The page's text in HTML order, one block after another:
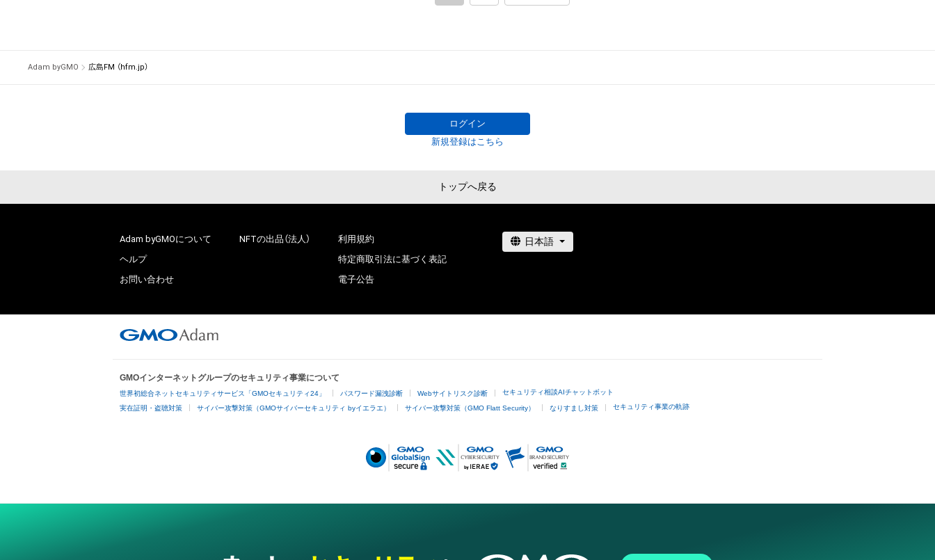
Adam byGMO 広島FM （hfm.jp）
ログイン
新規登録はこちら
トップへ戻る
Adam byGMOについて
ヘルプ
お問い合わせ
NFTの出品（法人）
利用規約
特定商取引法に基づく表記
電子公告
GMOインターネットグループのセキュリティ事業について
世界初総合ネットセキュリティサービス「GMOセキュリティ24」 パスワード漏洩診断 Webサイトリスク診断 セキュリティ相談AIチャットボット
実在証明・盗聴対策 サイバー攻撃対策（GMOサイバーセキュリティ byイエラエ） サイバー攻撃対策（GMO Flatt Security） なりすまし対策 セキュリティ事業の軌跡